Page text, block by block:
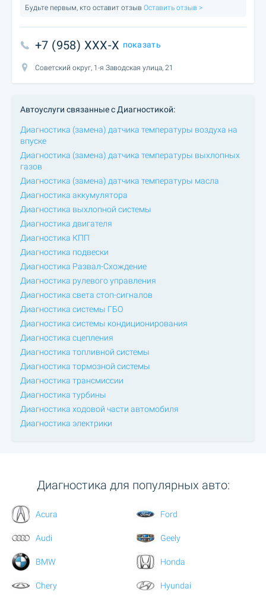
Будьте первым, кто оставит отзыв Оставить отзыв >
+7 (958) XXX-X показать
Советский округ, 1-я Заводская улица, 21
Автоуслуги связанные с Диагностикой:
Диагностика (замена) датчика температуры воздуха на
впуске
Диагностика (замена) датчика температуры выхлопных
газов
Диагностика (замена) датчика температуры масла
Диагностика аккумулятора
Диагностика выхлопной системы
Диагностика двигателя
Диагностика КПП
Диагностика подвески
Диагностика Развал-Схождение
Диагностика рулевого управления
Диагностика света стоп-сигналов
Диагностика системы ГБО
Диагностика системы кондиционирования
Диагностика сцепления
Диагностика топливной системы
Диагностика тормозной системы
Диагностика трансмиссии
Диагностика турбины
Диагностика ходовой части автомобиля
Диагностика электрики
Диагностика для популярных авто:
Acura
Audi
BMW
Chery
Ford
Geely
Honda
Hyundai